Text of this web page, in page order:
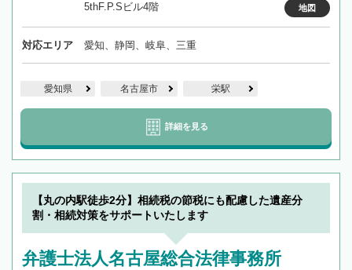
5thF.P.Sビル4階
地図
対応エリア 愛知、静岡、岐阜、三重
愛知県 名古屋市 栄駅
詳細を見る
【丸の内駅徒歩2分】相続税の節税にも配慮した遺産分
割・相続対策をサポートいたします
弁護士法人名古屋総合法律事務所